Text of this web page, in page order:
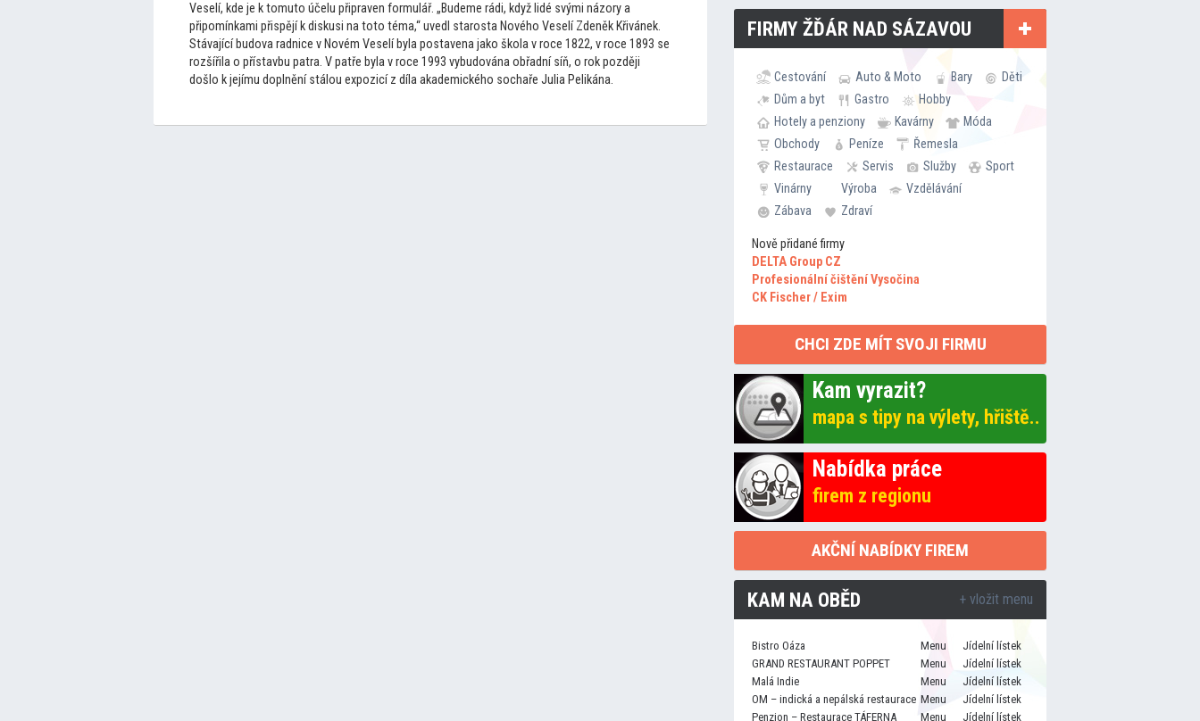
Veselí, kde je ktomuto účelu připraven formulář. „Budeme rádi, když lidé svými názory a
připomínkami přispějí k diskusi natoto téma,“ uvedl starosta Nového Veselí Zdeněk Křivánek.
Stávající budova radnice v Novém Veselí byla postavena jako škola v roce 1822, v roce 1893 se
rozšířila o přístavbu patra. V patře byla v roce 1993 vybudována obřadní síň, o rok později
došlo k jejímu doplnění stálou expozicí z díla akademického sochaře Julia Pelikána.
FIRMY ŽĎÁR NAD SÁZAVOU
Cestování Auto & Moto Bary
Děti
Dům a byt
Gastro
Hobby
Hotely a penziony
Kavárny
Móda
Obchody
Peníze
Řemesla
Restaurace
Servis Služby
Sport
Vinárny
Výroba
Vzdělávání
Zábava
Zdraví
Nově přidané firmy
DELTA Group CZ
Profesionální čištění Vysočina
CK Fischer / Exim
CHCI ZDE MÍT SVOJI FIRMU
Kam vyrazit?
mapa s tipy na výlety, hřiště..
Nabídka práce
firem z regionu
AKČNÍ NABÍDKY FIREM
KAM NA OBĚD + vložit menu
Bistro Oáza Menu
Jídelní lístek
GRAND RESTAURANT POPPET
Menu
Jídelní lístek
Malá Indie
Menu
Jídelní lístek
OM – indická a nepálská restaurace Menu
Jídelní lístek
Penzion – Restaurace TÁFERNA
Menu
Jídelní lístek